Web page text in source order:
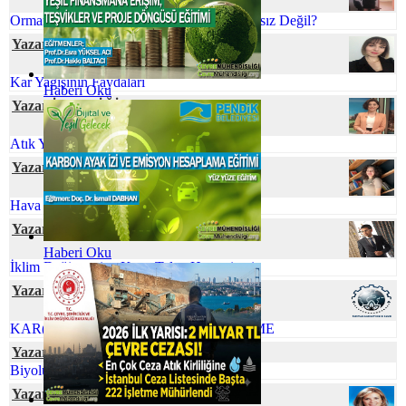
Haberi Oku
Haberi Oku
Orman Yangınlarını Önlemek Neden İmkansız Değil?
Yazar Berna UÇAR
Kar Yağışının Faydaları
Yazar İlkim YİĞİT
Atık Yönetiminde Çevre Mühendisi
Yazar Senanur ÇEVRE
Hava Kirliliğinin Plasentaya Etkisi
Yazar Cihan YEŞİL
İklim Değişmesine Karşı Talep Hassasiyeti
Yazar SustainabiliThink Club
KAR(BON)DA YÜRÜ İZİNİ BELLİ ETME
Yazar Elif Naz COŞKUN
Biyolüminesans: Parıldayan Canlılar
Yazar Nihal SÖZBİR KARAKUŞ